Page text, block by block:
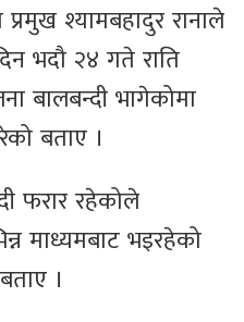
श्यामबहादुर रानाले
भदौ २४ गते राति
बालबन्दी भागेकोमा
बताए ।
फरार रहेकोले
माध्यमबाट भइरहेको
।